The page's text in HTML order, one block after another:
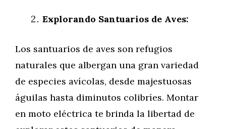
Explorando Santuarios de Aves:
Los santuarios de aves son refugios
naturales que albergan una gran variedad
de especies avícolas, desde majestuosas
águilas hasta diminutos colibríes. Montar
en moto eléctrica te brinda la libertad de